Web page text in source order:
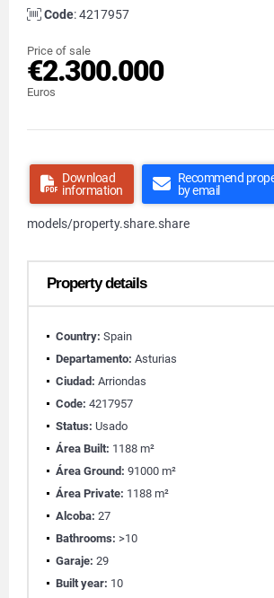
Code: 4217957
Price of sale
€2.300.000
Euros
Download
information
Recommend
by email
models/property.share.share
Property details
Country: Spain
Departamento: Asturias
Ciudad: Arriondas
Code: 4217957
Status: Usado
Área Built: 1188 m²
Área Ground: 91000 m²
Área Private: 1188 m²
Alcoba: 27
Bathrooms: >10
Garaje: 29
Built year: 10